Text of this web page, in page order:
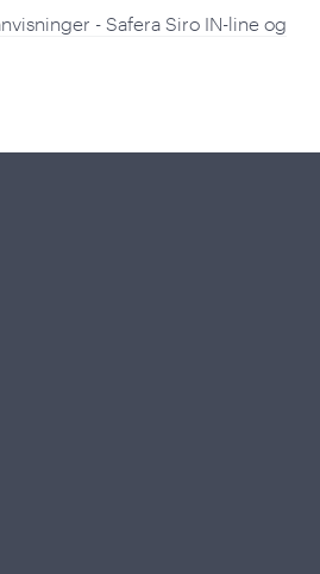
- Safera Siro IN-line og